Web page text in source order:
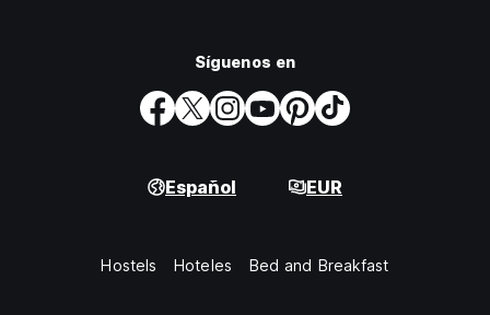
Síguenos en
Español EUR
Hostels Hoteles Bed and Breakfast